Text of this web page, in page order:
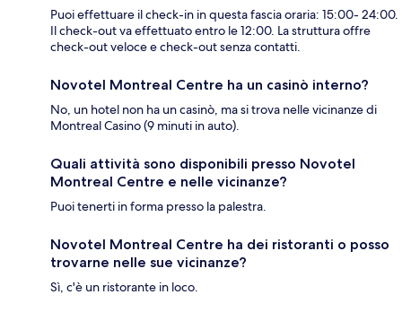
Puoi effettuare il check-in in questa fascia oraria: 15:00- 24:00.
Il check-out va effettuato entro le 12:00. La struttura offre
check-out veloce e check-out senza contatti.
Novotel Montreal Centre ha un casinò interno?
No, un hotel non ha un casinò, ma si trova nelle vicinanze di
Montreal Casino (9 minuti in auto).
Quali attività sono disponibili presso Novotel
Montreal Centre e nelle vicinanze?
Puoi tenerti in forma presso la palestra.
Novotel Montreal Centre ha dei ristoranti o posso
trovarne nelle sue vicinanze?
Sì, c'è un ristorante in loco.